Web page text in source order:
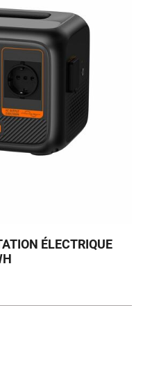
ÉLECTRIQUE